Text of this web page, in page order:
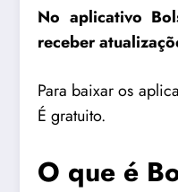
No aplicativo
receber
Para baixar os
É gratuito.
O que é